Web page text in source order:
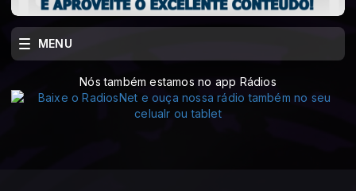
MENU
Nós também estamos no app Rádios